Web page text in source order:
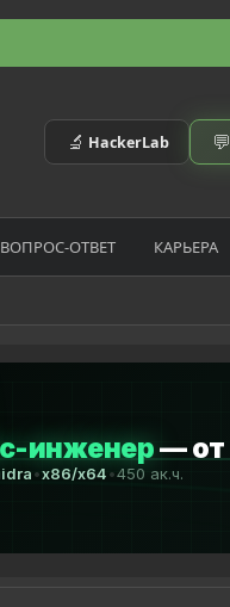
🔬 HackerLab 💬
ВОПРОС-ОТВЕТ КАРЬЕРА